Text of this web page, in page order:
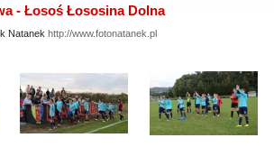
- Łosoś Łososina Dolna
Natanek http://www.fotonatanek.pl